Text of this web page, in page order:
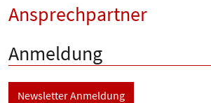
Ansprechpartner
Anmeldung
Newsletter Anmeldung